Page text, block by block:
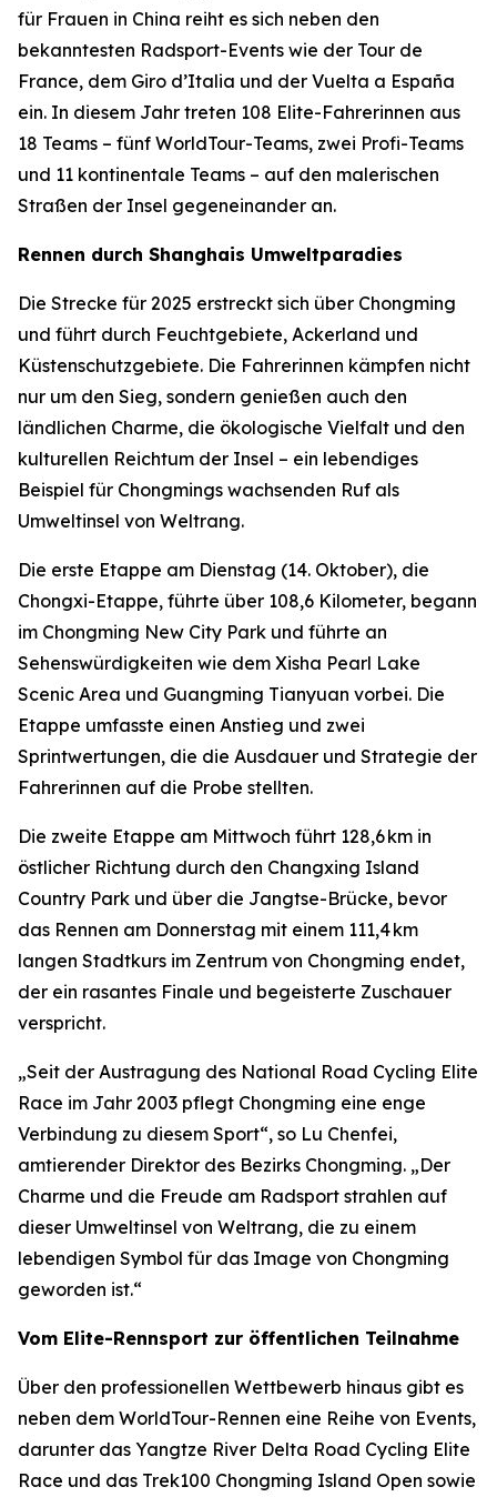
für Frauen in China reiht es sich neben den
bekanntesten Radsport-Events wie der Tour de
France, dem Giro d’Italia und der Vuelta a España
ein. In diesem Jahr treten 108 Elite-Fahrerinnen aus
18 Teams – fünf WorldTour-Teams, zwei Profi-Teams
und 11 kontinentale Teams – auf den malerischen
Straßen der Insel gegeneinander an.
Rennen durch Shanghais Umweltparadies
Die Strecke für 2025 erstreckt sich über Chongming
und führt durch Feuchtgebiete, Ackerland und
Küstenschutzgebiete. Die Fahrerinnen kämpfen nicht
nur um den Sieg, sondern genießen auch den
ländlichen Charme, die ökologische Vielfalt und den
kulturellen Reichtum der Insel – ein lebendiges
Beispiel für Chongmings wachsenden Ruf als
Umweltinsel von Weltrang.
Die erste Etappe am Dienstag (14. Oktober), die
Chongxi-Etappe, führte über 108,6 Kilometer, begann
im Chongming New City Park und führte an
Sehenswürdigkeiten wie dem Xisha Pearl Lake
Scenic Area und Guangming Tianyuan vorbei. Die
Etappe umfasste einen Anstieg und zwei
Sprintwertungen, die die Ausdauer und Strategie der
Fahrerinnen auf die Probe stellten.
Die zweite Etappe am Mittwoch führt 128,6 km in
östlicher Richtung durch den Changxing Island
Country Park und über die Jangtse-Brücke, bevor
das Rennen am Donnerstag mit einem 111,4 km
langen Stadtkurs im Zentrum von Chongming endet,
der ein rasantes Finale und begeisterte Zuschauer
verspricht.
„Seit der Austragung des National Road Cycling Elite
Race im Jahr 2003 pflegt Chongming eine enge
Verbindung zu diesem Sport“, so Lu Chenfei,
amtierender Direktor des Bezirks Chongming. „Der
Charme und die Freude am Radsport strahlen auf
dieser Umweltinsel von Weltrang, die zu einem
lebendigen Symbol für das Image von Chongming
geworden ist.“
Vom Elite-Rennsport zur öffentlichen Teilnahme
Über den professionellen Wettbewerb hinaus gibt es
neben dem WorldTour-Rennen eine Reihe von Events,
darunter das Yangtze River Delta Road Cycling Elite
Race und das Trek100 Chongming Island Open sowie